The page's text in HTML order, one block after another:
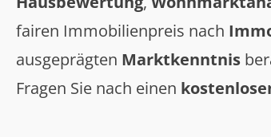
fairen Immobilienpreis nach
ausgeprägten Marktkenntnis
Fragen Sie nach einen